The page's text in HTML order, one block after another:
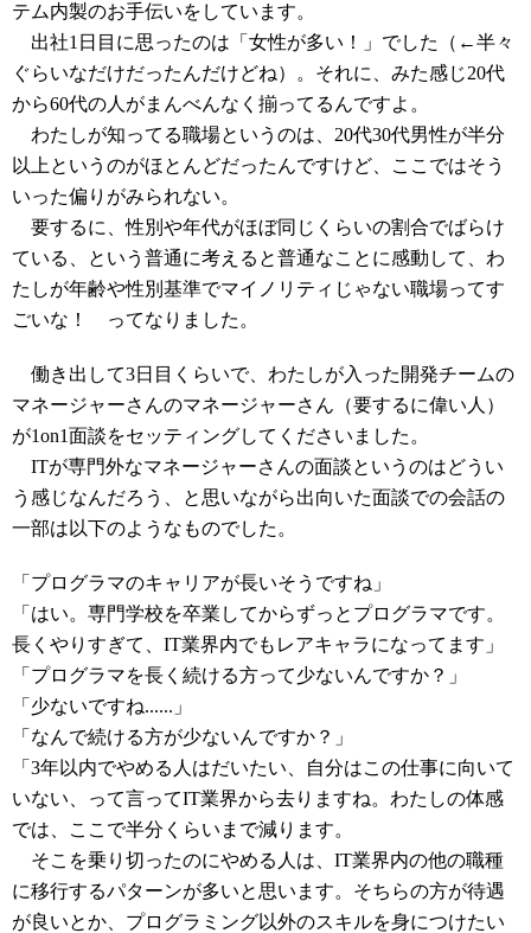
テム内製のお手伝いをしています。
出社1日目に思ったのは「女性が多い！」でした（←半々
ぐらいなだけだったんだけどね）。それに、みた感じ20代
から60代の人がまんべんなく揃ってるんですよ。
わたしが知ってる職場というのは、20代30代男性が半分
以上というのがほとんどだったんですけど、ここではそう
いった偏りがみられない。
要するに、性別や年代がほぼ同じくらいの割合でばらけ
ている、という普通に考えると普通なことに感動して、わ
たしが年齢や性別基準でマイノリティじゃない職場ってす
ごいな！ ってなりました。
働き出して3日目くらいで、わたしが入った開発チームの
マネージャーさんのマネージャーさん（要するに偉い人）
が1on1面談をセッティングしてくださいました。
ITが専門外なマネージャーさんの面談というのはどうい
う感じなんだろう、と思いながら出向いた面談での会話の
一部は以下のようなものでした。
「プログラマのキャリアが長いそうですね」
「はい。専門学校を卒業してからずっとプログラマです。
長くやりすぎて、IT業界内でもレアキャラになってます」
「プログラマを長く続ける方って少ないんですか？」
「少ないですね......」
「なんで続ける方が少ないんですか？」
「3年以内でやめる人はだいたい、自分はこの仕事に向いて
いない、って言ってIT業界から去りますね。わたしの体感
では、ここで半分くらいまで減ります。
そこを乗り切ったのにやめる人は、IT業界内の他の職種
に移行するパターンが多いと思います。そちらの方が待遇
が良いとか、プログラミング以外のスキルを身につけたい